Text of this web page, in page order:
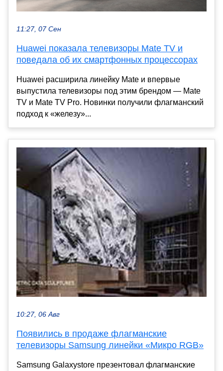
11:27, 07 Сен
Huawei показала телевизоры Mate TV и
поведала об их смартфонных процессорах
Huawei расширила линейку Mate и впервые
выпустила телевизоры под этим брендом — Mate
TV и Mate TV Pro. Новинки получили флагманский
подход к «железу»...
10:27, 06 Авг
Появились в продаже флагманские
телевизоры Samsung линейки «Микро RGB»
Samsung Galaxystore презентовал флагманские